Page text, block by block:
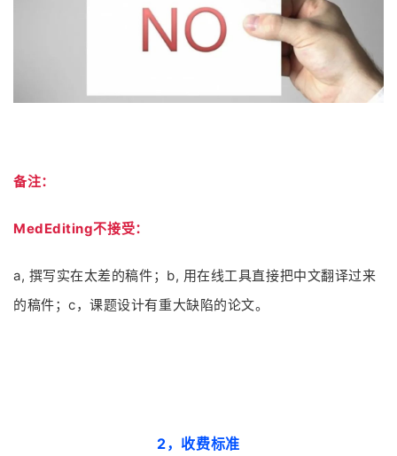
备注：
MedEditing不接受：
a, 撰写实在太差的稿件；b, 用在线工具直接把中文翻译过来
的稿件；c，课题设计有重大缺陷的论文。
2，收费标准